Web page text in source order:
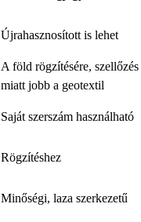
Újrahasznosított is lehet
A föld rögzítésére, szellőzés
miatt jobb a geotextil
Saját szerszám használható
Rögzítéshez
Minőségi, laza szerkezetű